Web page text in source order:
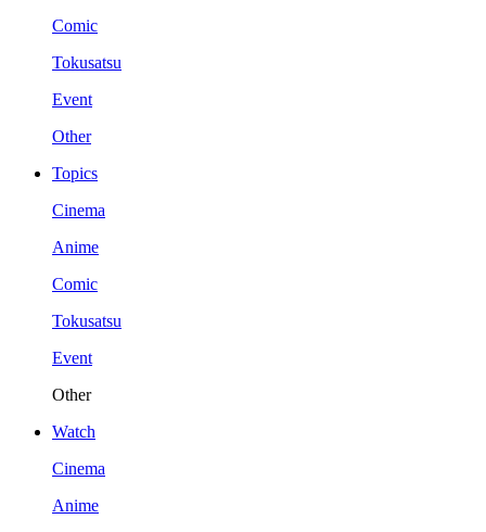
Comic
Tokusatsu
Event
Other
Topics
Cinema
Anime
Comic
Tokusatsu
Event
Other
Watch
Cinema
Anime